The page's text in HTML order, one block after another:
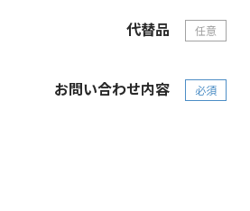
代替品 任意
お問い合わせ内容 必須